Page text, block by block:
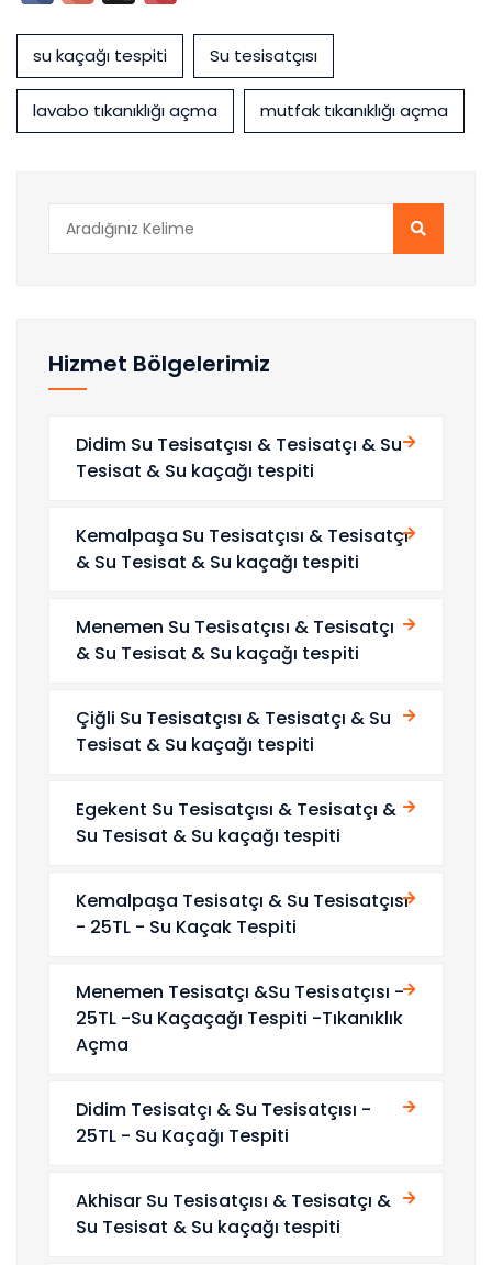
su kaçağı tespiti Su tesisatçısı
lavabo tıkanıklığı açma mutfak tıkanıklığı açma
Hizmet Bölgelerimiz
Didim Su Tesisatçısı & Tesisatçı & Su
Tesisat & Su kaçağı tespiti
Kemalpaşa Su Tesisatçısı & Tesisatçı
& Su Tesisat & Su kaçağı tespiti
Menemen Su Tesisatçısı & Tesisatçı
& Su Tesisat & Su kaçağı tespiti
Çiğli Su Tesisatçısı & Tesisatçı & Su
Tesisat & Su kaçağı tespiti
Egekent Su Tesisatçısı & Tesisatçı &
Su Tesisat & Su kaçağı tespiti
Kemalpaşa Tesisatçı & Su Tesisatçısı
- 25TL - Su Kaçak Tespiti
Menemen Tesisatçı &Su Tesisatçısı -
25TL -Su Kaçaçağı Tespiti -Tıkanıklık
Açma
Didim Tesisatçı & Su Tesisatçısı -
25TL - Su Kaçağı Tespiti
Akhisar Su Tesisatçısı & Tesisatçı &
Su Tesisat & Su kaçağı tespiti